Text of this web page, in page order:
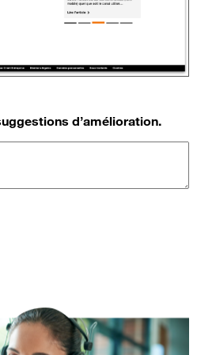
d’amélioration.